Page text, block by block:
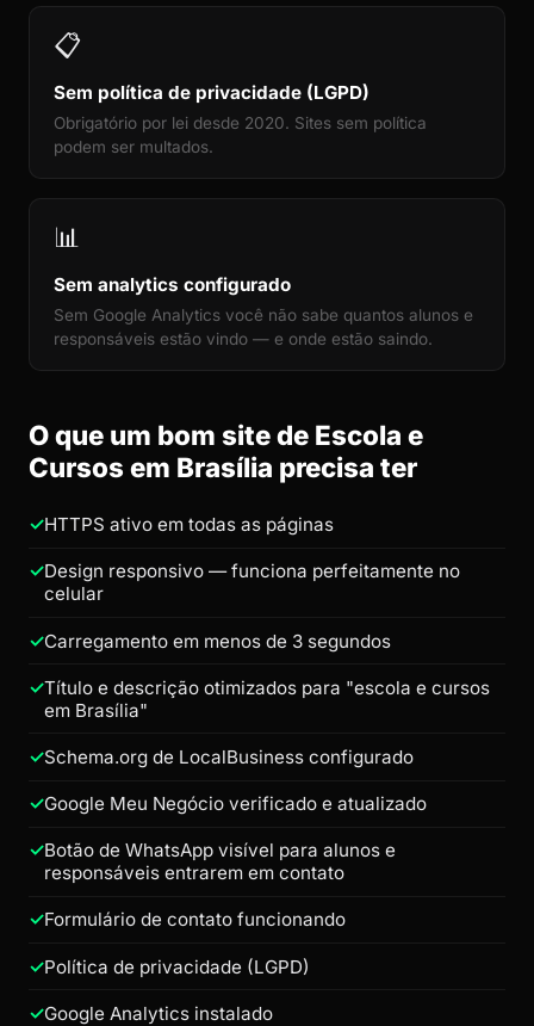
📋
Sem política de privacidade (LGPD)
Obrigatório por lei desde 2020. Sites sem política
podem ser multados.
📊
Sem analytics configurado
Sem Google Analytics você não sabe quantos alunos e
responsáveis estão vindo — e onde estão saindo.
O que um bom site de Escola e
Cursos em Brasília precisa ter
HTTPS ativo em todas as páginas
Design responsivo — funciona perfeitamente no
celular
Carregamento em menos de 3 segundos
Título e descrição otimizados para "escola e cursos
em Brasília"
Schema.org de LocalBusiness configurado
Google Meu Negócio verificado e atualizado
Botão de WhatsApp visível para alunos e
responsáveis entrarem em contato
Formulário de contato funcionando
Política de privacidade (LGPD)
Google Analytics instalado